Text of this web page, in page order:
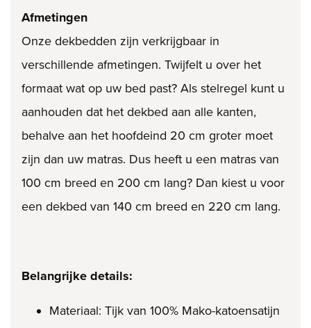
Afmetingen
Onze dekbedden zijn verkrijgbaar in
verschillende afmetingen. Twijfelt u over het
formaat wat op uw bed past? Als stelregel kunt u
aanhouden dat het dekbed aan alle kanten,
behalve aan het hoofdeind 20 cm groter moet
zijn dan uw matras. Dus heeft u een matras van
100 cm breed en 200 cm lang? Dan kiest u voor
een dekbed van 140 cm breed en 220 cm lang.
Belangrijke details:
Materiaal: Tijk van 100% Mako-katoensatijn